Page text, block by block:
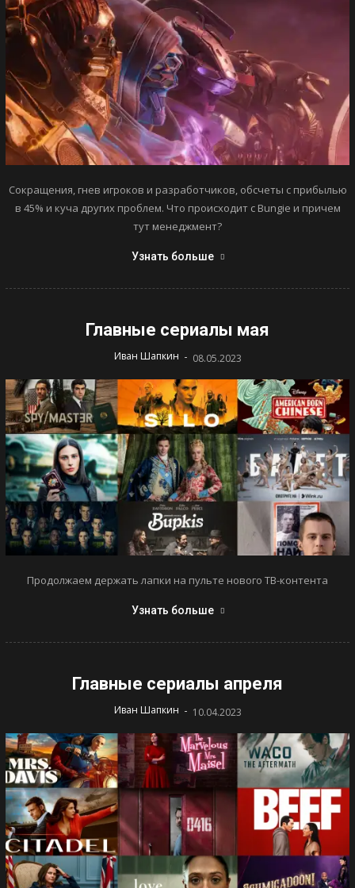
Сокращения, гнев игроков и разработчиков, обсчеты с прибылью
в 45% и куча других проблем. Что происходит с Bungie и причем
тут менеджмент?
Узнать больше
Главные сериалы мая
Иван Шапкин - 08.05.2023
Продолжаем держать лапки на пульте нового ТВ-контента
Узнать больше
Главные сериалы апреля
Иван Шапкин - 10.04.2023